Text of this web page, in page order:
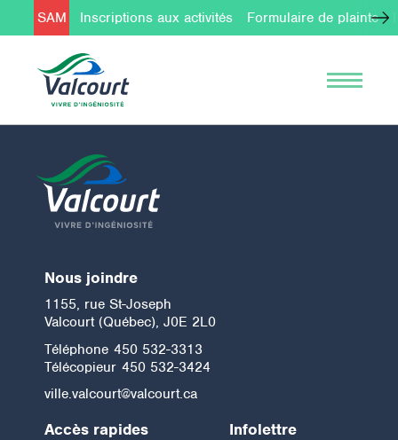
SAM Inscriptions aux activités Formulaire de plainte
Nous joindre
1155, rue St-Joseph
Valcourt (Québec), J0E 2L0
Téléphone 450 532-3313
Télécopieur 450 532-3424
ville.valcourt@valcourt.ca
Accès rapides Infolettre